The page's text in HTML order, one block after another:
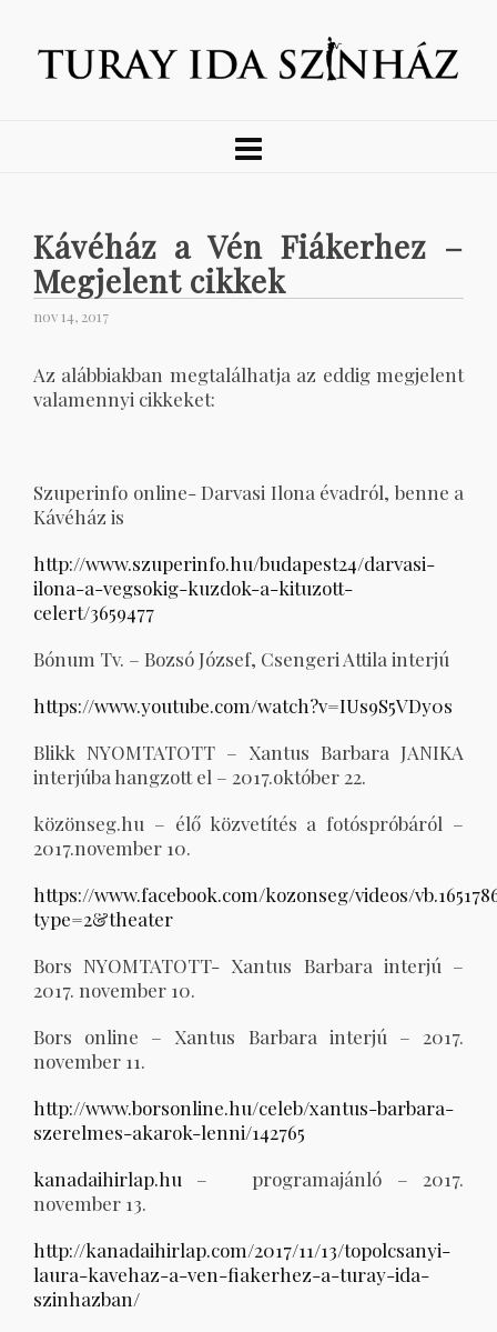
Kávéház a Vén Fiákerhez –
Megjelent cikkek
nov 14, 2017
Az alábbiakban megtalálhatja az eddig megjelent
valamennyi cikkeket:
Szuperinfo online- Darvasi Ilona évadról, benne a
Kávéház is
http://www.szuperinfo.hu/budapest24/darvasi-
ilona-a-vegsokig-kuzdok-a-kituzott-
celert/3659477
Bónum Tv. – Bozsó József, Csengeri Attila interjú
https://www.youtube.com/watch?v=IUs9S5VDy0s
Blikk NYOMTATOTT – Xantus Barbara JANIKA
interjúba hangzott el – 2017.október 22.
közönseg.hu – élő közvetítés a fotóspróbáról –
2017.november 10.
https://www.facebook.com/kozonseg/videos/
type=2&theater
Bors NYOMTATOTT- Xantus Barbara interjú –
2017. november 10.
Bors online – Xantus Barbara interjú – 2017.
november 11.
http://www.borsonline.hu/celeb/xantus-barbara-
szerelmes-akarok-lenni/142765
kanadaihirlap.hu – programajánló – 2017.
november 13.
http://kanadaihirlap.com/2017/11/13/topolcsanyi-
laura-kavehaz-a-ven-fiakerhez-a-turay-ida-
szinhazban/